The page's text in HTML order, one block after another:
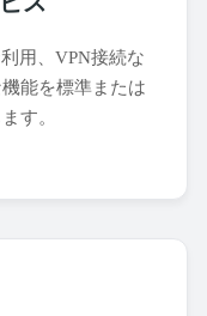
用、VPN接続な
能を標準または
す。